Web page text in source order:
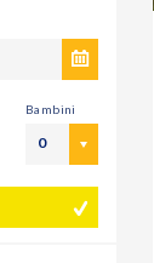
Bambini
0